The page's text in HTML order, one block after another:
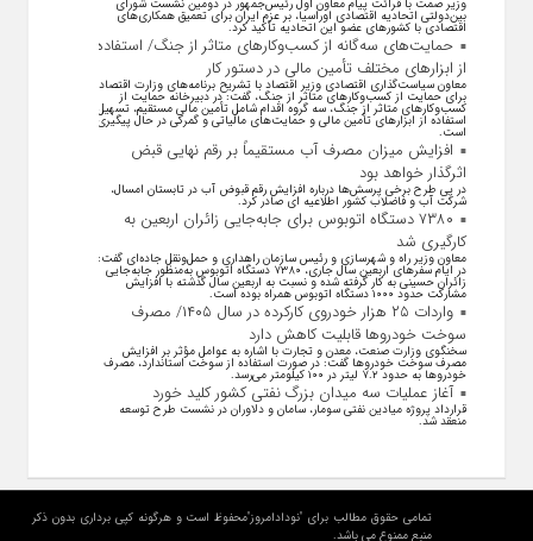
وزیر صمت با قرائت پیام معاون اول رئیس‌جمهور در دومین نشست شورای
بین‌دولتی اتحادیه اقتصادی اوراسیا، بر عزم ایران برای تعمیق همکاری‌های
اقتصادی با کشورهای عضو این اتحادیه تأکید کرد.
حمایت‌های سه‌گانه از کسب‌وکارهای متاثر از جنگ/ استفاده
از ابزارهای مختلف تأمین مالی در دستور کار
معاون سیاست‌گذاری اقتصادی وزیر اقتصاد با تشریح برنامه‌های وزارت اقتصاد
برای حمایت از کسب‌وکار‌های متاثر از جنگ، گفت: در دبیرخانه حمایت از
کسب‌وکار‌های متاثر از جنگ، سه گروه اقدام شامل تأمین مالی مستقیم، تسهیل
استفاده از ابزار‌های تأمین مالی و حمایت‌های مالیاتی و گمرکی در حال پیگیری
است.
افزایش میزان مصرف آب مستقیماً بر رقم نهایی قبض
اثرگذار خواهد بود
در پی طرح برخی پرسش‌ها درباره افزایش رقم قبوض آب در تابستان امسال،
شرکت آب و فاضلاب کشور اطلاعیه ای صادر کرد.
۷۳۸۰ دستگاه اتوبوس برای جابه‌جایی زائران اربعین به
کارگیری شد
معاون وزیر راه و شهرسازی و رئیس سازمان راهداری و حمل‌ونقل جاده‌ای گفت:
در ایام سفرهای اربعین سال جاری، ۷۳۸۰ دستگاه اتوبوس به‌منظور جابه‌جایی
زائران حسینی به‌ کار گرفته شده و نسبت به اربعین سال گذشته با افزایش
مشارکت حدود ۱۰۰۰ دستگاه اتوبوس همراه بوده است.
واردات ۲۵ هزار خودروی کارکرده در سال ۱۴۰۵/ مصرف
سوخت خودرو‌ها قابلیت کاهش دارد
سخنگوی وزارت صنعت، معدن و تجارت با اشاره به عوامل مؤثر بر افزایش
مصرف سوخت خودرو‌ها گفت: در صورت استفاده از سوخت استاندارد، مصرف
خودرو‌ها به حدود ۷.۲ لیتر در ۱۰۰ کیلومتر می‌رسد.
آغاز عملیات سه میدان بزرگ نفتی کشور کلید خورد
قرارداد پروژه میادین نفتی سومار، سامان و دلاوران در نشست طرح توسعه
منعقد شد.
تمامی حقوق مطالب برای "نودادامروز"محفوظ است و هرگونه کپی برداری بدون ذکر
منبع ممنوع می باشد.